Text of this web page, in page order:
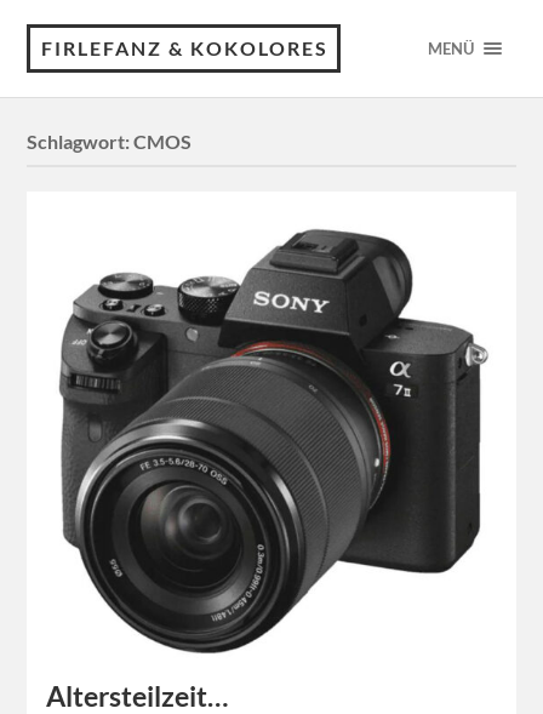
FIRLEFANZ & KOKOLORES MENÜ
Schlagwort:CMOS
Altersteilzeit…